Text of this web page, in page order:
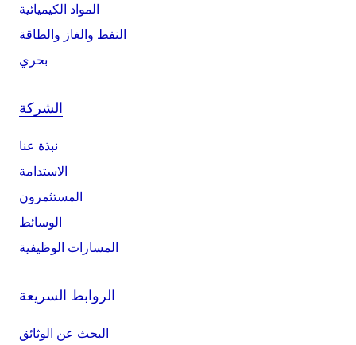
المواد الكيميائية
النفط والغاز والطاقة
بحري
الشركة
نبذة عنا
الاستدامة
المستثمرون
الوسائط
المسارات الوظيفية
الروابط السريعة
البحث عن الوثائق